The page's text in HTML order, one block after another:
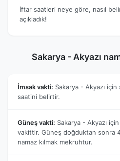
İftar saatleri neye göre, nasıl
açıkladık!
Sakarya - Akyazı
İmsak vakti: Sakarya - Akyazı
saatini belirtir.
Güneş vakti: Sakarya - Akyazı
vakittir. Güneş doğduktan sonra
namaz kılmak mekruhtur.